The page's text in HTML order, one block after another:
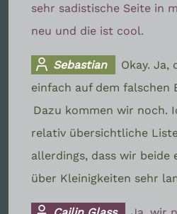
sehr sadistische Seite in
neu und die ist cool.
Sebastian
Okay. Ja,
einfach auf dem falschen
Dazu kommen wir noch.
relativ übersichtliche
allerdings, dass wir beide
über Kleinigkeiten sehr